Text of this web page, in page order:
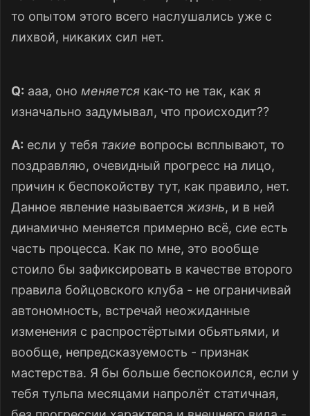
то опытом этого всего наслушались уже с
лихвой, никаких сил нет.
Q: ааа, оно меняется как-то не так, как я
изначально задумывал, что происходит??
A: если у тебя такие вопросы всплывают, то
поздравляю, очевидный прогресс на лицо,
причин к беспокойству тут, как правило, нет.
Данное явление называется жизнь, и в ней
динамично меняется примерно всё, сие есть
часть процесса. Как по мне, это вообще
стоило бы зафиксировать в качестве второго
правила бойцовского клуба - не ограничивай
автономность, встречай неожиданные
изменения с распростёртыми обьятьями, и
вообще, непредсказуемость - признак
мастерства. Я бы больше беспокоился, если у
тебя тульпа месяцами напролёт статичная,